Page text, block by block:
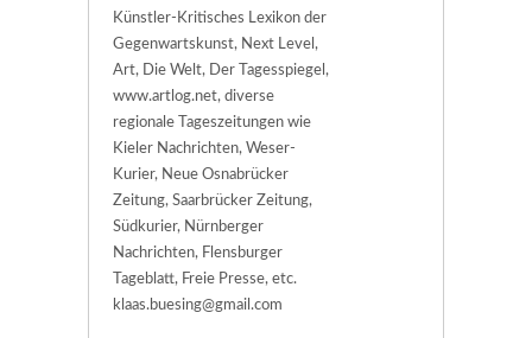
Künstler-Kritisches Lexikon der
Gegenwartskunst, Next Level,
Art, Die Welt, Der Tagesspiegel,
www.artlog.net, diverse
regionale Tageszeitungen wie
Kieler Nachrichten, Weser-
Kurier, Neue Osnabrücker
Zeitung, Saarbrücker Zeitung,
Südkurier, Nürnberger
Nachrichten, Flensburger
Tageblatt, Freie Presse, etc.
klaas.buesing@gmail.com